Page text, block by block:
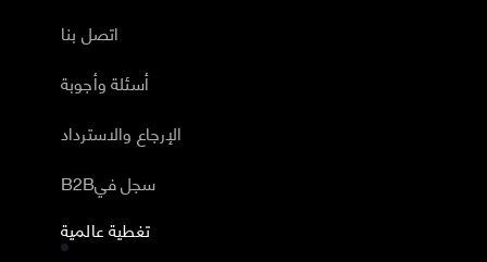
اتصل بنا
أسئلة وأجوبة
الإرجاع والاسترداد
B2Bسجل في
تغطية عالمية